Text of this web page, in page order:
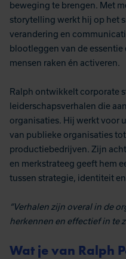
beweging te brengen. Met
storytelling werkt hij op het
verandering en
blootleggen van de
mensen raken én activeren.
Ralph ontwikkelt corporate
leiderschapsverhalen die
organisaties. Hij werkt voor
van publieke organisaties
productiebedrijven. Zijn
en merkstrateeg geeft hem
tussen strategie, identiteit
“Verhalen zijn overal in de
herkennen en effectief in te
Wat je van Ralph